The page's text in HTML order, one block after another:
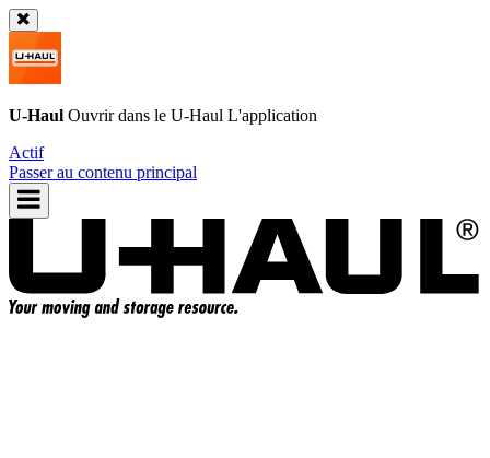
U-Haul Ouvrir dans le U-Haul L'application
Actif
Passer au contenu principal